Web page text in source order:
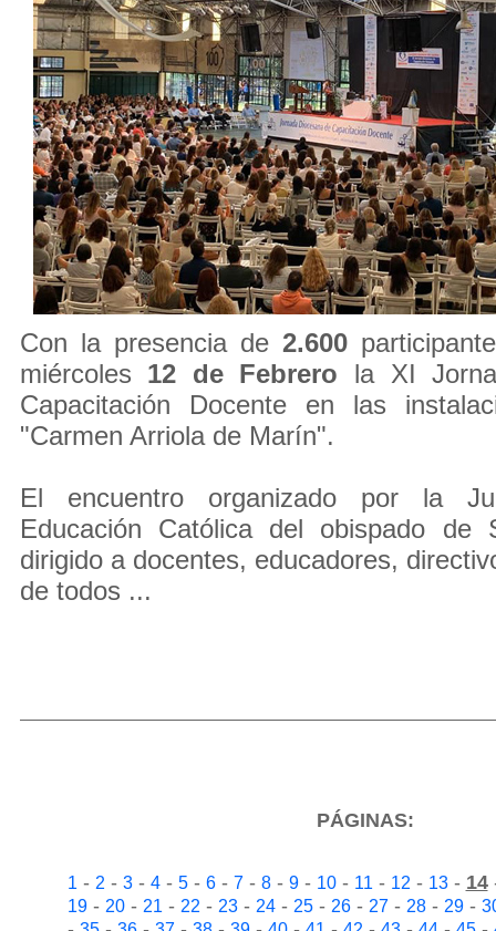
Con la presencia de 2.600
miércoles 12 de Febrero la XI
Capacitación Docente en las
"Carmen Arriola de Marín".
El encuentro organizado por la
Educación Católica del obispado de
dirigido a docentes, educadores,
de todos ...
PÁGINAS:
1- 2- 3- 4- 5- 6- 7- 8- 9- 10- 11- 12- 13- 14
19- 20- 21- 22- 23- 24- 25- 26- 27- 28- 29-